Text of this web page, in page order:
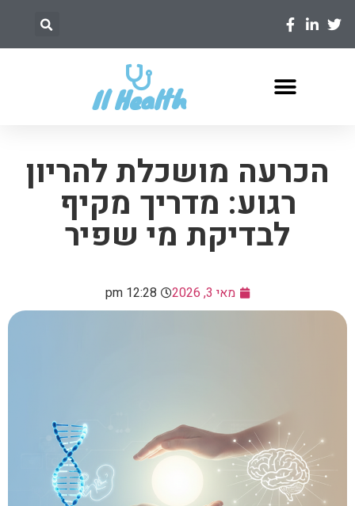
Il Health
הכרעה מושכלת להריון
רגוע: מדריך מקיף
לבדיקת מי שפיר
מאי 3, 2026 12:28 pm